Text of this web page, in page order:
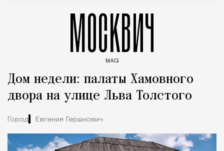
МОСКВИЧ
MAG
Дом недели: палаты Хамовного
двора на улице Льва Толстого
Город Евгения Гершкович